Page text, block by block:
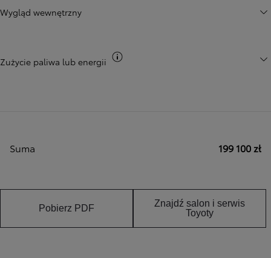
Wygląd wewnętrzny
Zużycie paliwa lub energii
Suma 199 100 zł
Pobierz PDF
Znajdź salon i serwis
Toyoty